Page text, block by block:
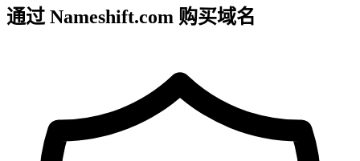
通过 Nameshift.com 购买域名